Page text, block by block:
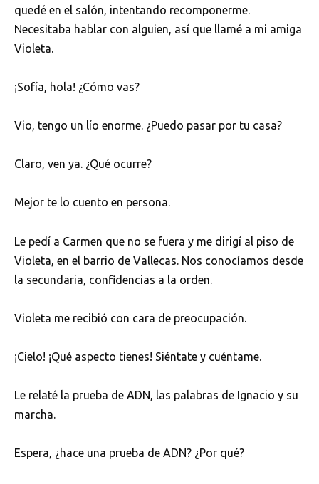
quedé en el salón, intentando recomponerme.
Necesitaba hablar con alguien, así que llamé a mi amiga
Violeta.
¡Sofía, hola! ¿Cómo vas?
Vio, tengo un lío enorme. ¿Puedo pasar por tu casa?
Claro, ven ya. ¿Qué ocurre?
Mejor te lo cuento en persona.
Le pedí a Carmen que no se fuera y me dirigí al piso de
Violeta, en el barrio de Vallecas. Nos conocíamos desde
la secundaria, confidencias a la orden.
Violeta me recibió con cara de preocupación.
¡Cielo! ¡Qué aspecto tienes! Siéntate y cuéntame.
Le relaté la prueba de ADN, las palabras de Ignacio y su
marcha.
Espera, ¿hace una prueba de ADN? ¿Por qué?